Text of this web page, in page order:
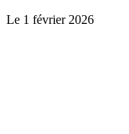
Le 1 février 2026